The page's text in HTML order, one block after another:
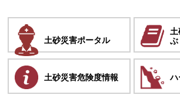
土砂災害ポータル
ぶ
土砂災害危険度情報 ハ